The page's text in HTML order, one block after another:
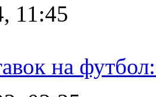
11:45
на